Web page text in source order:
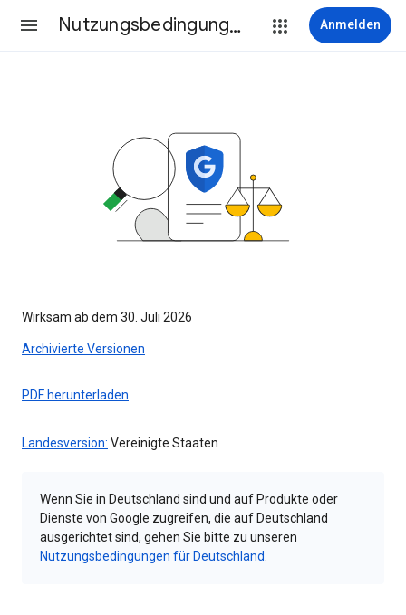
Nutzungsbedingungen Anmelden
Wirksam ab dem 30. Juli 2026
Archivierte Versionen
PDF herunterladen
Landesversion: Vereinigte Staaten
Wenn Sie in Deutschland sind und auf Produkte oder
Dienste von Google zugreifen, die auf Deutschland
ausgerichtet sind, gehen Sie bitte zu unseren
Nutzungsbedingungen für Deutschland